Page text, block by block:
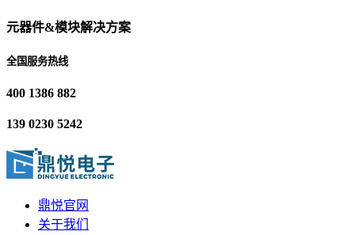
元器件&模块解决方案
全国服务热线
400 1386 882
139 0230 5242
鼎悦官网
关于我们